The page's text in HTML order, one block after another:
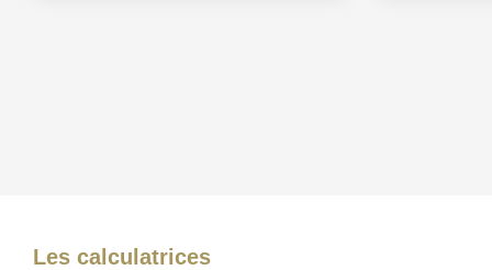
Les calculatrices